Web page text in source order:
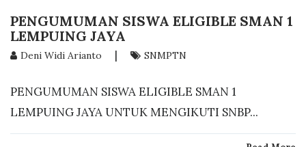
PENGUMUMAN SISWA ELIGIBLE SMAN 1
LEMPUING JAYA
Deni Widi Arianto | SNMPTN
PENGUMUMAN SISWA ELIGIBLE SMAN 1
LEMPUING JAYA UNTUK MENGIKUTI SNBP...